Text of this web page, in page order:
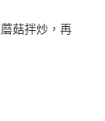
菇拌炒，再